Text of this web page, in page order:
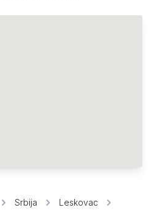
Srbija
Leskovac